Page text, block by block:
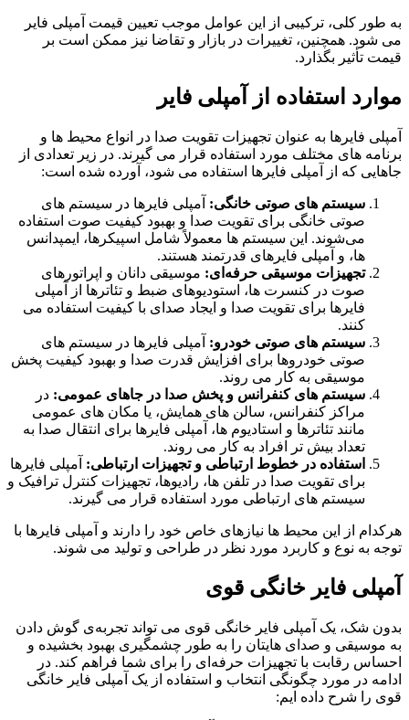
به طور کلی، ترکیبی از این عوامل موجب تعیین قیمت آمپلی‌ فایر
می‌ شود. همچنین، تغییرات در بازار و تقاضا نیز ممکن است بر
قیمت تأثیر بگذارد.
موارد استفاده از آمپلی فایر
آمپلی‌ فایرها به عنوان تجهیزات تقویت صدا در انواع محیط‌ ها و
برنامه‌ های مختلف مورد استفاده قرار می‌ گیرند. در زیر تعدادی از
جاهایی که از آمپلی‌ فایرها استفاده می‌ شود، آورده شده است:
سیستم‌ های صوتی خانگی: آمپلی‌ فایرها در سیستم‌ های
صوتی خانگی برای تقویت صدا و بهبود کیفیت صوت استفاده
می‌شوند. این سیستم‌ ها معمولاً شامل اسپیکرها، ایمپدانس‌
ها، و آمپلی‌ فایرهای قدرتمند هستند.
تجهیزات موسیقی حرفه‌ای: موسیقی دانان و اپراتورهای
صوت در کنسرت‌ ها، استودیوهای ضبط و تئاترها از آمپلی‌
فایرها برای تقویت صدا و ایجاد صدای با کیفیت استفاده می‌
کنند.
سیستم‌ های صوتی خودرو: آمپلی‌ فایرها در سیستم‌ های
صوتی خودروها برای افزایش قدرت صدا و بهبود کیفیت پخش
موسیقی به کار می‌ روند.
سیستم‌ های کنفرانس و پخش صدا در جاهای عمومی: در
مراکز کنفرانس، سالن‌ های همایش، یا مکان‌ های عمومی
مانند تئاترها و استادیوم‌ ها، آمپلی‌ فایرها برای انتقال صدا به
تعداد بیش تر افراد به کار می‌ روند.
استفاده در خطوط ارتباطی و تجهیزات ارتباطی: آمپلی‌ فایرها
برای تقویت صدا در تلفن‌ ها، رادیوها، تجهیزات کنترل ترافیک و
سیستم‌ های ارتباطی مورد استفاده قرار می‌ گیرند.
هرکدام از این محیط‌ ها نیازهای خاص خود را دارند و آمپلی‌ فایرها با
توجه به نوع و کاربرد مورد نظر در طراحی و تولید می‌ شوند.
آمپلی فایر خانگی قوی
بدون شک، یک آمپلی‌ فایر خانگی قوی می‌ تواند تجربه‌ی گوش دادن
به موسیقی و صدای هایتان را به طور چشمگیری بهبود بخشیده و
احساس رقابت با تجهیزات حرفه‌ای را برای شما فراهم کند. در
ادامه در مورد چگونگی انتخاب و استفاده از یک آمپلی‌ فایر خانگی
قوی را شرح داده ایم: